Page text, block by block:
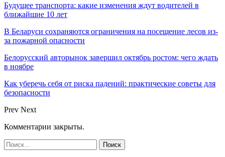
Будущее транспорта: какие изменения ждут водителей в
ближайшие 10 лет
В Беларуси сохраняются ограничения на посещение лесов из-
за пожарной опасности
Белорусский авторынок завершил октябрь ростом: чего ждать
в ноябре
Как уберечь себя от риска падений: практические советы для
безопасности
Prev Next
Комментарии закрыты.